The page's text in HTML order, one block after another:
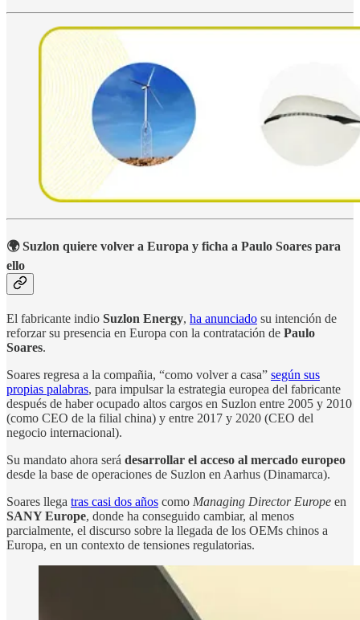
🌍 Suzlon quiere volver a Europa y ficha a Paulo Soares para
ello
El fabricante indio Suzlon Energy, ha anunciado su intención de
reforzar su presencia en Europa con la contratación de Paulo
Soares.
Soares regresa a la compañia, “como volver a casa” según sus
propias palabras, para impulsar la estrategia europea del fabricante
después de haber ocupado altos cargos en Suzlon entre 2005 y 2010
(como CEO de la filial china) y entre 2017 y 2020 (CEO del
negocio internacional).
Su mandato ahora será desarrollar el acceso al mercado europeo
desde la base de operaciones de Suzlon en Aarhus (Dinamarca).
Soares llega tras casi dos años como Managing Director Europe en
SANY Europe, donde ha conseguido cambiar, al menos
parcialmente, el discurso sobre la llegada de los OEMs chinos a
Europa, en un contexto de tensiones regulatorias.